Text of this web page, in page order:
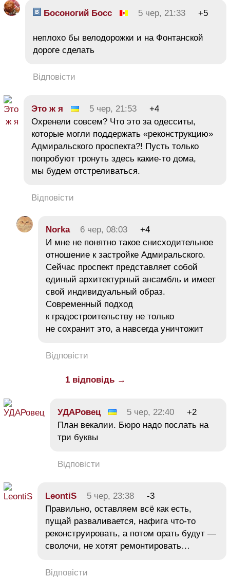
Босоногий Босс 5 чер, 21:33 +5
неплохо бы велодорожки и на Фонтанской
дороге сделать
Відповісти
Это ж я 5 чер, 21:53
+4
Охренели совсем? Что это за одесситы,
которые могли поддержать «реконструкцию»
Адмиральского проспекта?! Пусть только
попробуют тронуть здесь какие-то дома,
мы будем отстреливаться.
Відповісти
Norka 6 чер, 08:03
+4
И мне не понятно такое снисходительное
отношение к застройке Адмиральского.
Сейчас проспект представляет собой
единый архитектурный ансамбль и имеет
свой индивидуальный образ.
Современный подход
к градостроительству не только
не сохранит это, а навсегда уничтожит
Відповісти
1 відповідь →
УДАРовец 5 чер, 22:40
+2
План векалии. Бюро надо послать на
три буквы
Відповісти
LeontiS 5 чер, 23:38
-3
Правильно, оставляем всё как есть,
пущай разваливается, нафига что-то
реконструировать, а потом орать будут —
сволочи, не хотят ремонтировать…
Відповісти